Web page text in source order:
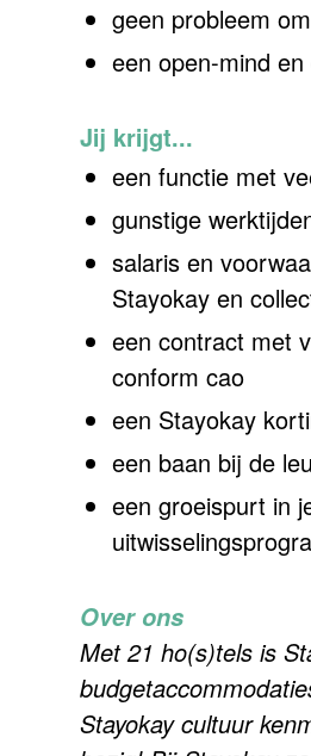
geen probleem
een open-mind
Jij krijgt...
een functie met
gunstige
salaris en
Stayokay en
een contract met
conform cao
een Stayokay
een baan bij de
een groeispurt in
Over ons
Met 21 ho(s)tels is
Stayokay cultuur